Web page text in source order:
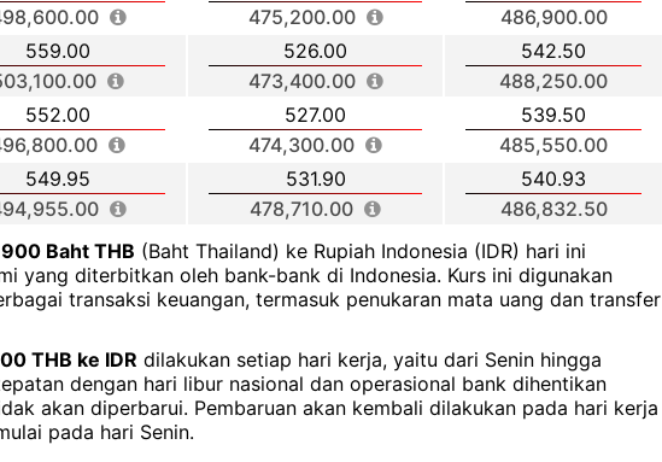
475,200.00
486,900.00
559.00
526.00
473,400.00
542.50
488,250.00
552.00
527.00
474,300.00
539.50
485,550.00
549.95
531.90
478,710.00
540.93
486,832.50
900 Baht THB (Baht Thailand) ke Rupiah Indonesia (IDR) hari ini
yang diterbitkan oleh bank-bank di Indonesia. Kurs ini digunakan
transaksi keuangan, termasuk penukaran mata uang dan transfer
THB ke IDR dilakukan setiap hari kerja, yaitu dari Senin hingga
dengan hari libur nasional dan operasional bank dihentikan
akan diperbarui. Pembaruan akan kembali dilakukan pada hari kerja
pada hari Senin.